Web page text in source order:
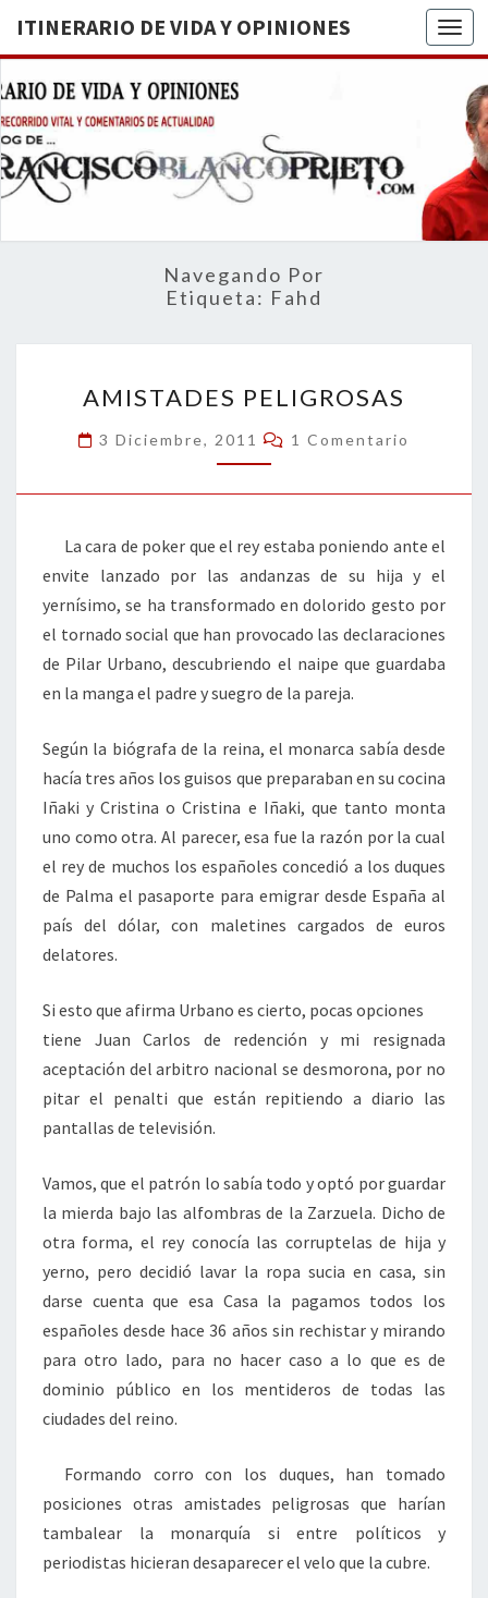
ITINERARIO DE VIDA Y OPINIONES
DE
BREVE
RECORRIDO
VITAL Y
ACTUALIDAD
Navegando Por
Etiqueta: Fahd
PELIGROSAS
AMISTADES PELIGROSAS
3 Diciembre, 2011 Comentarios
1 Comentario
La cara de poker que el rey estaba poniendo ante el
envite lanzado por las andanzas de su hija y el
yernísimo, se ha transformado en dolorido gesto por
el tornado social que han provocado las declaraciones
de Pilar Urbano, descubriendo el naipe que guardaba
en la manga el padre y suegro de la pareja.
Según la biógrafa de la reina, el monarca sabía desde
hacía tres años los guisos que preparaban en su cocina
Iñaki y Cristina o Cristina e Iñaki, que tanto monta
uno como otra. Al parecer, esa fue la razón por la cual
el rey de muchos los españoles concedió a los duques
de Palma el pasaporte para emigrar desde España al
país del dólar, con maletines cargados de euros
delatores.
Si esto que afirma Urbano es cierto, pocas opciones
tiene Juan Carlos de redención y mi resignada
aceptación del arbitro nacional se desmorona, por no
pitar el penalti que están repitiendo a diario las
pantallas de televisión.
Vamos, que el patrón lo sabía todo y optó por guardar
la mierda bajo las alfombras de la Zarzuela. Dicho de
otra forma, el rey conocía las corruptelas de hija y
yerno, pero decidió lavar la ropa sucia en casa, sin
darse cuenta que esa Casa la pagamos todos los
españoles desde hace 36 años sin rechistar y mirando
para otro lado, para no hacer caso a lo que es de
dominio público en los mentideros de todas las
ciudades del reino.
Formando corro con los duques, han tomado
posiciones otras amistades peligrosas que harían
tambalear la monarquía si entre políticos y
periodistas hicieran desaparecer el velo que la cubre.